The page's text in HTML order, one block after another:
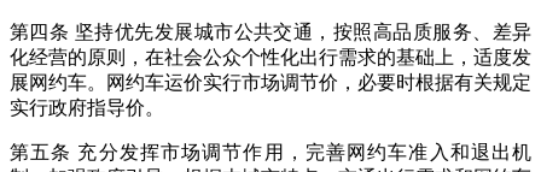
第四条 坚持优先发展城市公共交通，按照高品质服务、差异
化经营的原则，在社会公众个性化出行需求的基础上，适度发
展网约车。网约车运价实行市场调节价，必要时根据有关规定
实行政府指导价。
第五条 充分发挥市场调节作用，完善网约车准入和退出机